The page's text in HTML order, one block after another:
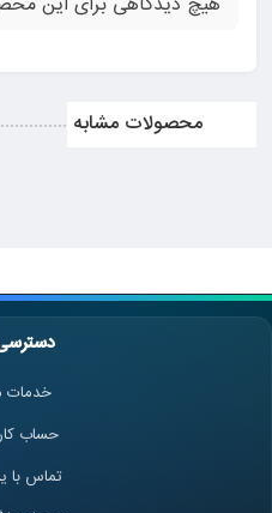
محصولات مشابه
خدمات
حساب
تماس با